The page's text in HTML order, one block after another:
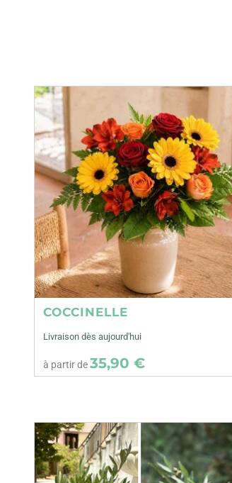
COCCINELLE
Livraison dès aujourd'hui
à partir de35,90 €